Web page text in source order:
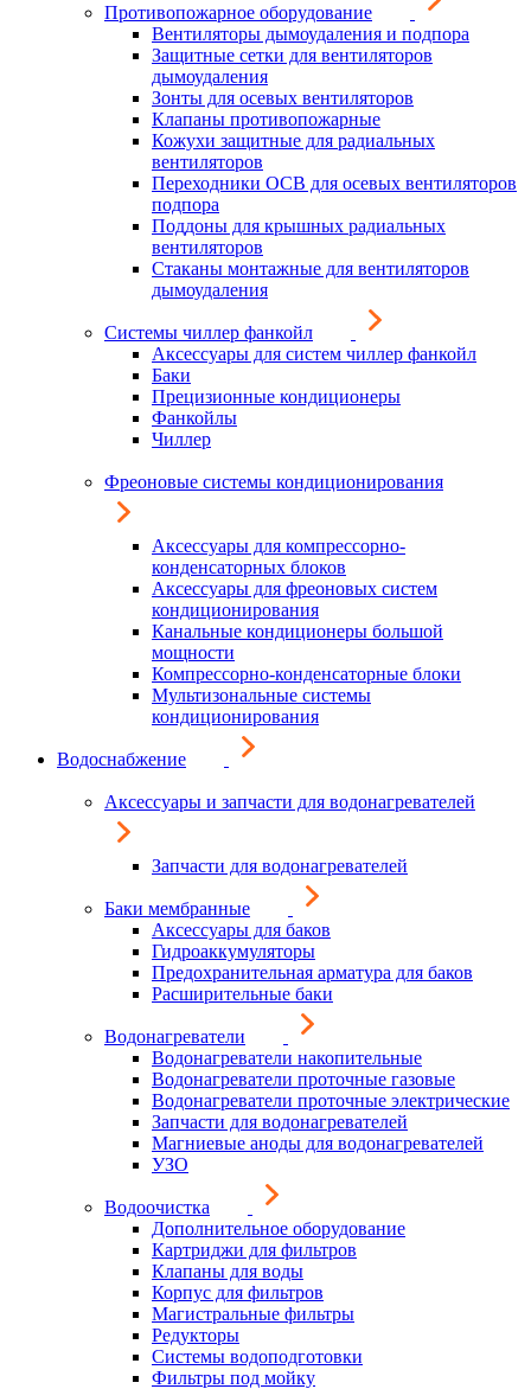
Противопожарное оборудование
Вентиляторы дымоудаления и подпора
Защитные сетки для вентиляторов
дымоудаления
Зонты для осевых вентиляторов
Клапаны противопожарные
Кожухи защитные для радиальных
вентиляторов
Переходники ОСВ для осевых вентиляторов
подпора
Поддоны для крышных радиальных
вентиляторов
Стаканы монтажные для вентиляторов
дымоудаления
Системы чиллер фанкойл
Аксессуары для систем чиллер фанкойл
Баки
Прецизионные кондиционеры
Фанкойлы
Чиллер
Фреоновые системы кондиционирования
Аксессуары для компрессорно-
конденсаторных блоков
Аксессуары для фреоновых систем
кондиционирования
Канальные кондиционеры большой
мощности
Компрессорно-конденсаторные блоки
Мультизональные системы
кондиционирования
Водоснабжение
Аксессуары и запчасти для водонагревателей
Запчасти для водонагревателей
Баки мембранные
Аксессуары для баков
Гидроаккумуляторы
Предохранительная арматура для баков
Расширительные баки
Водонагреватели
Водонагреватели накопительные
Водонагреватели проточные газовые
Водонагреватели проточные электрические
Запчасти для водонагревателей
Магниевые аноды для водонагревателей
УЗО
Водоочистка
Дополнительное оборудование
Картриджи для фильтров
Клапаны для воды
Корпус для фильтров
Магистральные фильтры
Редукторы
Системы водоподготовки
Фильтры под мойку